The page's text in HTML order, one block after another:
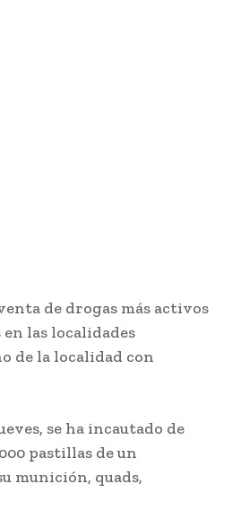
de drogas más activos
las localidades
de la localidad con
se ha incautado de
pastillas de un
munición, quads,